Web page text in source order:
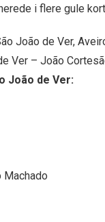
i flere gule
João de Ver,
Ver – João
João de Ver:
Machado